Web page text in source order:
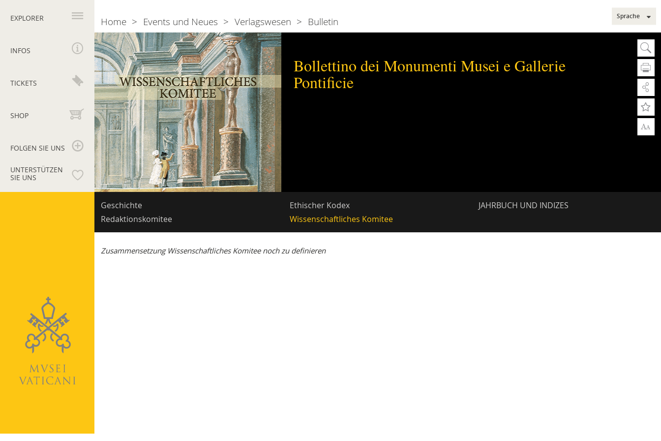
EXPLORER
INFOS
TICKETS
SHOP
FOLGEN SIE UNS
UNTERSTÜTZEN
SIE UNS
Bollettino
dei
Monumenti
Musei
e
Gallerie
Pontificie
Bollettino dei Monumenti Musei e Gallerie
Pontificie
Geschichte Ethischer Kodex
JAHRBUCH UND INDIZES
Redaktionskomitee
Wissenschaftliches Komitee
Zusammensetzung Wissenschaftliches Komitee noch zu definieren
A
Breadcrumb
Home Events und Neues Verlagswesen Bulletin Sprache